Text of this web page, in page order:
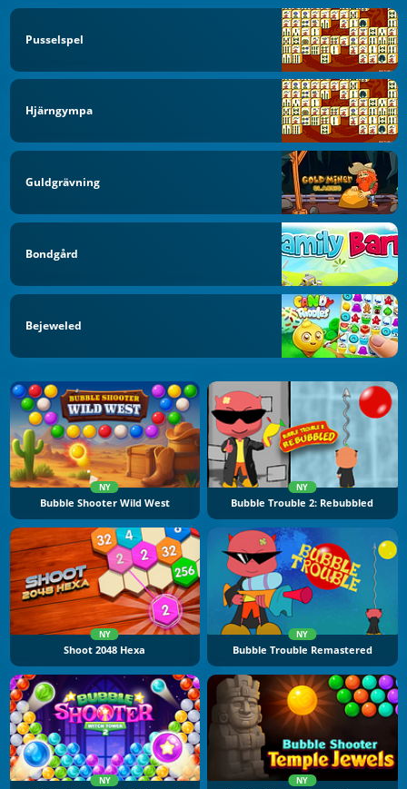
Pusselspel
Hjärngympa
Guldgrävning
Bondgård
Bejeweled
NY
Bubble Shooter Wild West
NY
Bubble Trouble 2: Rebubbled
NY
Shoot 2048 Hexa
NY
Bubble Trouble Remastered
NY NY